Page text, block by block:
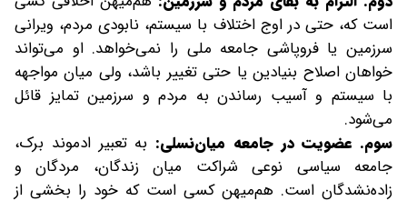
است که، حتی در اوج اختلاف با سیستم، نابودی مردم، ویرانی
سرزمین یا فروپاشی جامعه ملی را نمی‌خواهد. او می‌تواند
خواهان اصلاح بنیادین یا حتی تغییر باشد، ولی میان مواجهه
با سیستم و آسیب رساندن به مردم و سرزمین تمایز قائل
می‌شود.
سوم. عضویت در جامعه میان‌نسلی: به تعبیر ادموند برک،
جامعه سیاسی نوعی شراکت میان زندگان، مردگان و
زاده‌نشدگان است. هم‌میهن کسی است که خود را بخشی از